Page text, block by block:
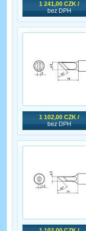
1 241,00 CZK /
bez DPH
1 102,00 CZK /
bez DPH